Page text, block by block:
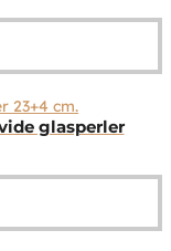
glasperler